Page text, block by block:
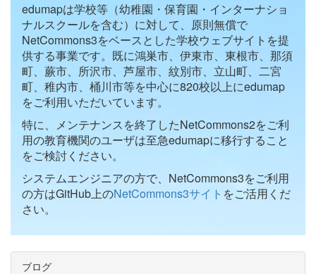
edumapは学校等（幼稚園・保育園・インターナショ
ナルスクールを含む）に対して、原則無償で
NetCommons3をベースとした学校ウェブサイトを提
供する事業です。既に鴻巣市、伊東市、東根市、那須
町、蕨市、所沢市、芦屋市、紋別市、立山町、二宮
町、稚内市、桶川市等を中心に820校以上にedumap
をご利用いただいています。
特に、メンテナンスを終了したNetCommons2をご利
用の教育機関のユーザは至急edumapに移行すること
をご検討ください。
システムエンジニアの方で、NetCommons3をご利用
の方はGitHub上のNetCommons3サイト をご活用くだ
さい。
ブログ